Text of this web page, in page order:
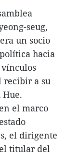
seug,
un socio
hacia
vínculos
recibir a su
el marco
el dirigente
titular del